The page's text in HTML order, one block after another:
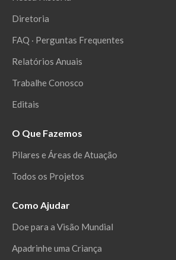
Diretoria
FAQ ‧ Perguntas Frequentes
Relatórios Anuais
Trabalhe Conosco
Editais
O Que Fazemos
Pilares e Áreas de Atuação
Todos os Projetos
Como Ajudar
Doe para a Visão Mundial
Apadrinhe uma Criança